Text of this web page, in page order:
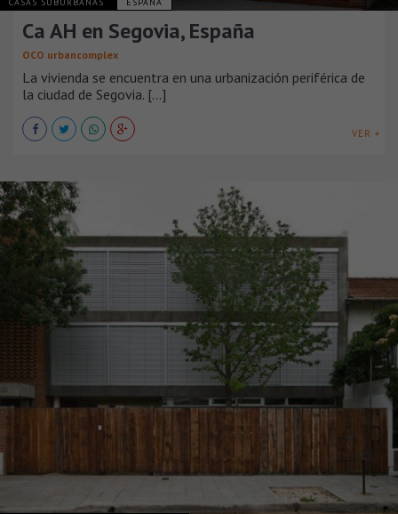
Ca AH en Segovia, España
OCO urbancomplex
La vivienda se encuentra en una urbanización periférica de
la ciudad de Segovia. [...]
VER +